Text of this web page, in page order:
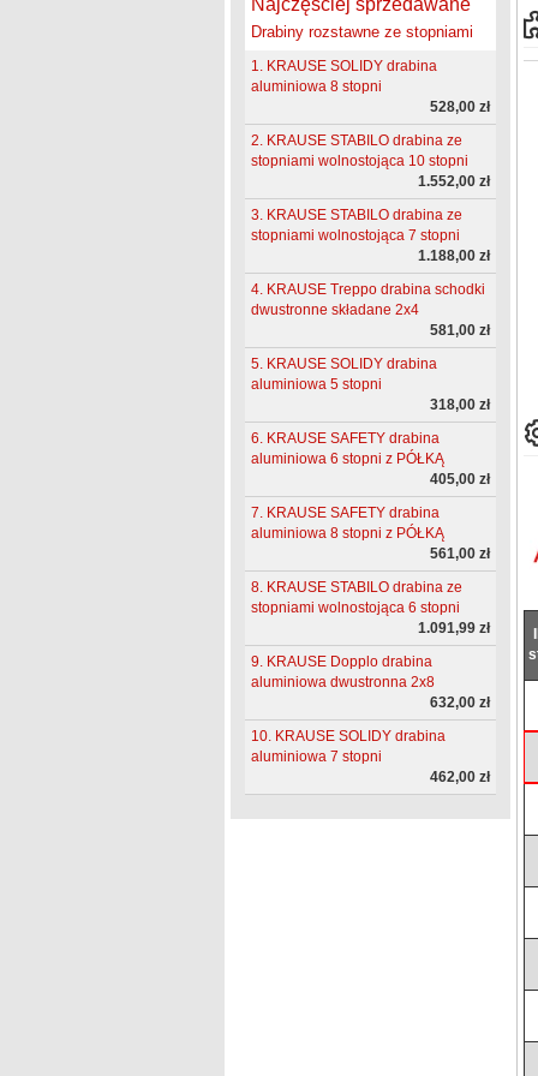
Drabiny rozstawne ze stopniami
1. KRAUSE SOLIDY drabina
aluminiowa 8 stopni
528,00 zł
2. KRAUSE STABILO drabina ze
stopniami wolnostojąca 10 stopni
1.552,00 zł
3. KRAUSE STABILO drabina ze
stopniami wolnostojąca 7 stopni
1.188,00 zł
4. KRAUSE Treppo drabina schodki
dwustronne składane 2x4
581,00 zł
5. KRAUSE SOLIDY drabina
aluminiowa 5 stopni
318,00 zł
6. KRAUSE SAFETY drabina
aluminiowa 6 stopni z PÓŁKĄ
405,00 zł
7. KRAUSE SAFETY drabina
aluminiowa 8 stopni z PÓŁKĄ
561,00 zł
8. KRAUSE STABILO drabina ze
stopniami wolnostojąca 6 stopni
1.091,99 zł
9. KRAUSE Dopplo drabina
aluminiowa dwustronna 2x8
632,00 zł
10. KRAUSE SOLIDY drabina
aluminiowa 7 stopni
462,00 zł